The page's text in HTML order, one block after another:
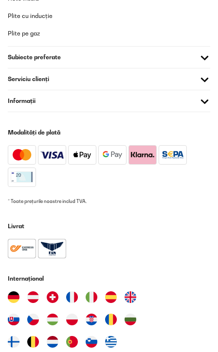
Plite cu inducție
Plite pe gaz
Subiecte preferate
Serviciu clienți
Informații
Modalități de plată
* Toate prețurile noastre includ TVA.
Livrat
Internațional